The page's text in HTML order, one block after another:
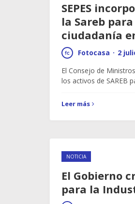
SEPES
la Sareb
ciudadanía
Fotocasa · 2
El Consejo de
los activos de SAREB
Leer más
NOTICIA
El Gobierno
para la